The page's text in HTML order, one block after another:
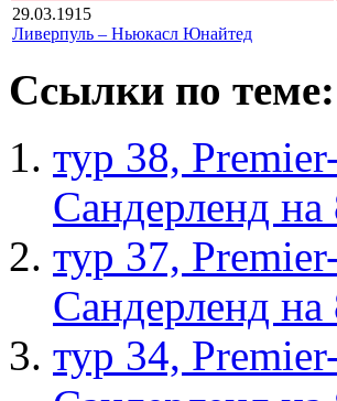
29.03.1915
Ливерпуль – Ньюкасл Юнайтед
Ссылки по теме:
тур 38,
Сандерленд
тур 37,
Сандерленд
тур 34,